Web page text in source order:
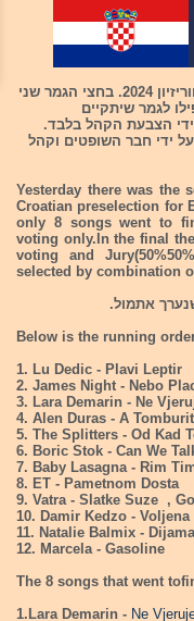
אתמול התקיים חצי הגמר השני לתחרות אירווריזיון 2024. בחצי הגמר שני
רק 8 שירים העפילו לגמר שיתקיים
על ידי הצבעת הקהל בלבד.
הזוכה ייבחר על ידי חבר השופטים וקהל
Yesterday there was the
Croatian preselection for
only 8 songs went to
voting only.In the final
voting and
selected by combination
אתמול.
Below is the running
1. Lu Dedic - Plavi Leptir
2. James Night - Nebo
3. Lara Demarin - Ne
4. Alen Duras - A
5. The Splitters - Od Kad
6. Boric Stok - Can We
7. Baby Lasagna - Rim
8. ET - Pametnom Dosta
9. Vatra - Slatke Suze ,
10. Damir Kedzo - Voljena
11. Natalie Balmix -
12. Marcela - Gasoline
The 8 songs that went
1.Lara Demarin - Ne